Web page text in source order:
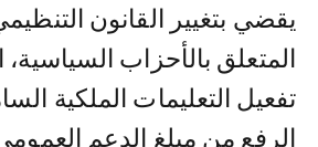
المتعلق بالأحزاب
تفعيل التعليمات الملكية
الرفع من مبلغ الدعم